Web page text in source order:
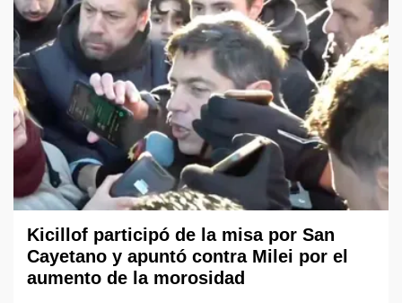
Kicillof participó de la misa por San
Cayetano y apuntó contra Milei por el
aumento de la morosidad